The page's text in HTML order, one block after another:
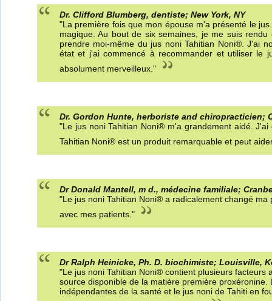
Dr. Clifford Blumberg, dentiste; New York, NY
"La première fois que mon épouse m'a présenté le
magique. Au bout de six semaines, je me suis
prendre moi-même du jus noni Tahitian Noni®. J'ai
état et j'ai commencé à recommander et utiliser le
absolument merveilleux."
Dr. Gordon Hunte, herboriste and chiropracticien;
"Le jus noni Tahitian Noni® m'a grandement aidé.
Tahitian Noni® est un produit remarquable et peut
Dr Donald Mantell, m d., médecine familiale;
"Le jus noni Tahitian Noni® a radicalement changé
avec mes patients."
Dr Ralph Heinicke, Ph. D. biochimiste; Louisville,
"Le jus noni Tahitian Noni® contient plusieurs
source disponible de la matière première
indépendantes de la santé et le jus noni de Tahiti en